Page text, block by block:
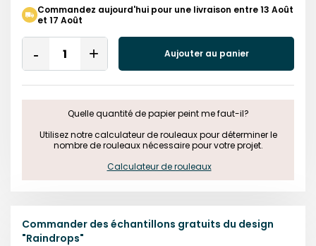
Commandez aujourd'hui pour une livraison entre 13 Août
et 17 Août
Quantity
Remove
One
Add
One
Aujouter au panier
Quelle quantité de papier peint me faut-il?
Utilisez notre calculateur de rouleaux pour déterminer le
nombre de rouleaux nécessaire pour votre projet.
Calculateur de rouleaux
Commander des échantillons gratuits du design
"Raindrops"